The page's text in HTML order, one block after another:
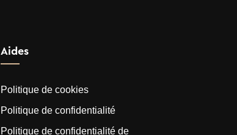
Aides
Politique de cookies
Politique de confidentialité
Politique de confidentialité de